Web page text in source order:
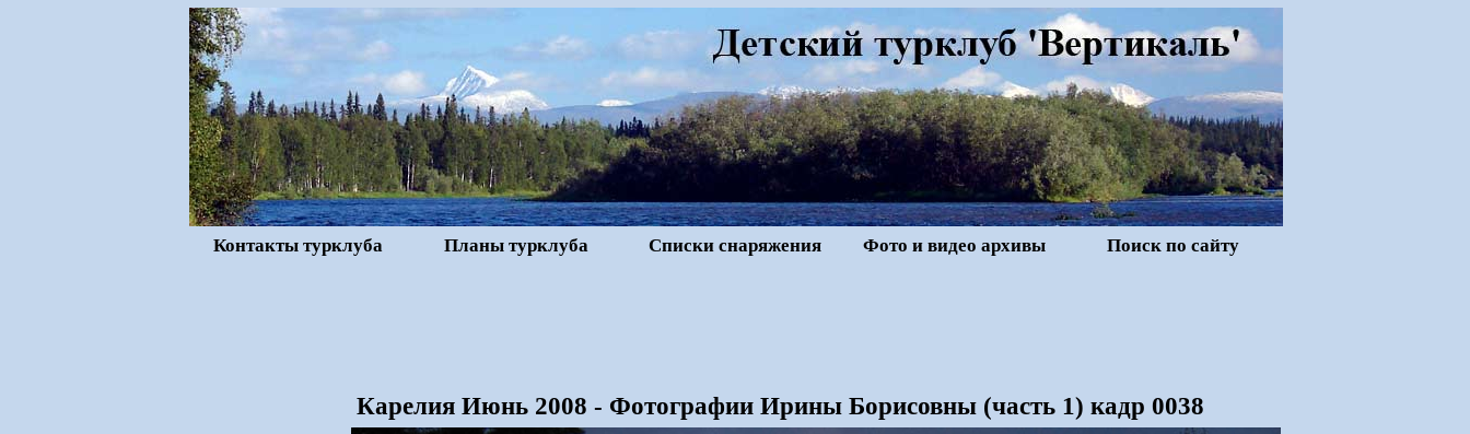
Контакты турклуба Планы турклуба Списки снаряжения Фото и видео архивы Поиск по сайту
Карелия Июнь 2008 - Фотографии Ирины Борисовны (часть 1) кадр 0038